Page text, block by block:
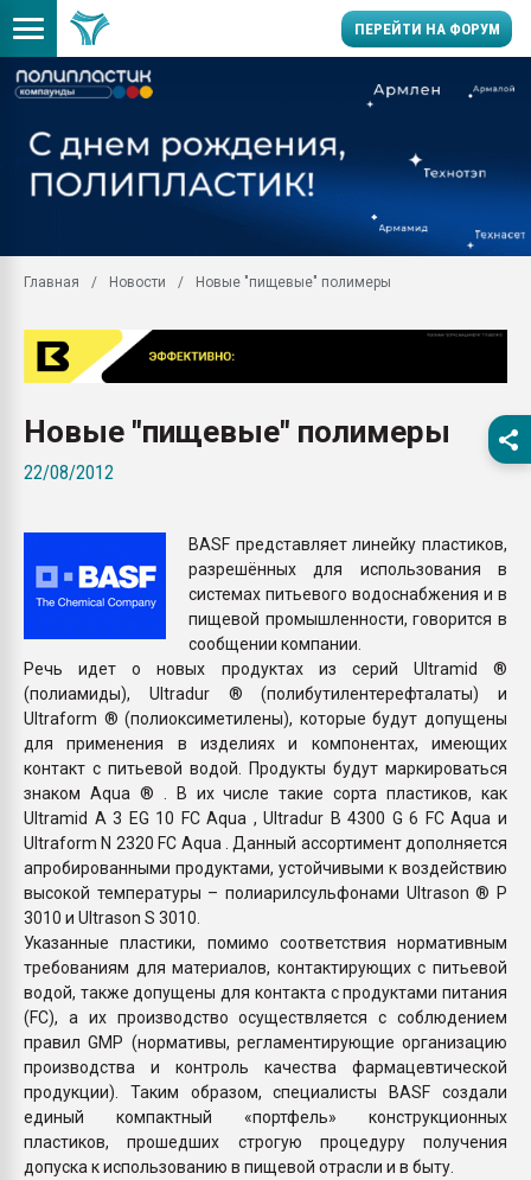
ПЕРЕЙТИ НА ФОРУМ
заводу пластмасс"
Помощь в подборе
Вакуум-формовочные
первый план в
пластмасс
Всё, что касается
бутылок
Главная Новости Новые "пищевые" полимеры
Новые "пищевые" полимеры
22/08/2012
BASF представляет линейку пластиков,
разрешённых для использования в
системах питьевого водоснабжения и в
пищевой промышленности, говорится в
сообщении компании.
Речь идет о новых продуктах из серий Ultramid ®
(полиамиды), Ultradur ® (полибутилентерефталаты) и
Ultraform ® (полиоксиметилены), которые будут допущены
для применения в изделиях и компонентах, имеющих
контакт с питьевой водой. Продукты будут маркироваться
знаком Aqua ® . В их числе такие сорта пластиков, как
Ultramid A 3 EG 10 FC Aqua , Ultradur B 4300 G 6 FC Aqua и
Ultraform N 2320 FC Aqua . Данный ассортимент дополняется
апробированными продуктами, устойчивыми к воздействию
высокой температуры – полиарилсульфонами Ultrason ® P
3010 и Ultrason S 3010.
Указанные пластики, помимо соответствия нормативным
требованиям для материалов, контактирующих с питьевой
водой, также допущены для контакта с продуктами питания
(FC), а их производство осуществляется с соблюдением
правил GMP (нормативы, регламентирующие организацию
производства и контроль качества фармацевтической
продукции). Таким образом, специалисты BASF создали
единый компактный «портфель» конструкционных
пластиков, прошедших строгую процедуру получения
допуска к использованию в пищевой отрасли и в быту.